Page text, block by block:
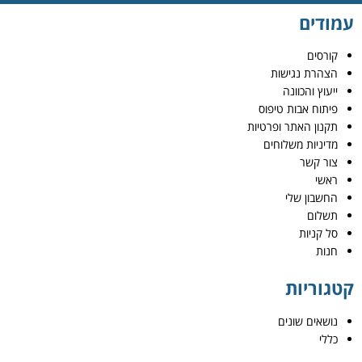
עמודים
קורסים
הצהרת נגישות
ייעוץ והכוונה
פיתוח אבות טיפוס
תקנון האתר ופרטיות
מדיניות משלוחים
צור קשר
ראשי
החשבון שלי
תשלום
סל קניות
חנות
קטגוריות
נושאים שונים
כללי